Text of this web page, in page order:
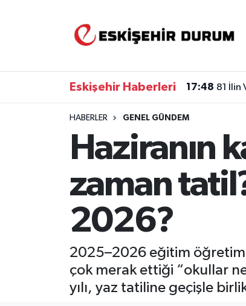
Eskişehir Haberleri 17:48 81 İlin
HABERLER GENEL GÜNDEM
Haziranın
zaman
2026?
2025–2026 eğitim öğretim
çok merak ettiği “okullar
yılı, yaz tatiline geçişle
Eskişehir Nöbetçi Eczaneler
Eskişehir Trafik Yoğunluk Haritası
Son Dakika Haberleri